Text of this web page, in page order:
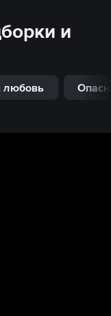
и
любовь